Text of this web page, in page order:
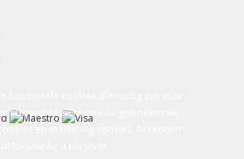
de website. Daarnaast gebruiken wij